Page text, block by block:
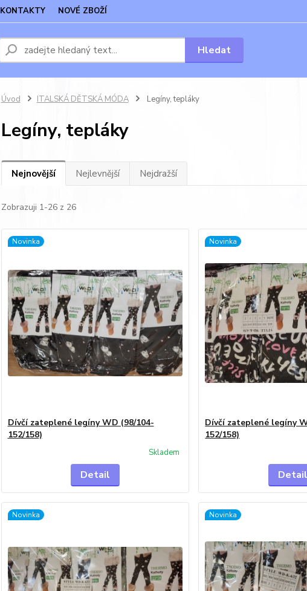
KONTAKTY NOVÉ ZBOŽÍ
Hledat
Úvod ITALSKÁ DĚTSKÁ MÓDA Legíny, tepláky
Legíny, tepláky
Nejnovější Nejlevnější Nejdražší
Zobrazuji 1-26 z 26
Novinka
Dívčí zateplené legíny WD (98/104-
152/158)
Skladem
Detail
Novinka
Dívčí zateplené legíny
152/158)
Detail
Novinka Novinka